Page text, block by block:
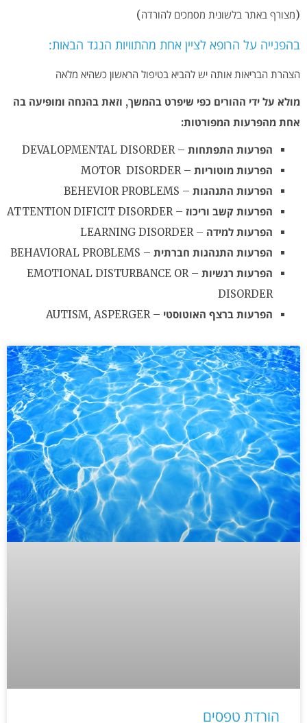
(מצורף באתר בלשונית מסמכים להורדה)
בהפנייה על הרופא לציין אחת מהתוויות הנגד הבאות:
הצהרת הבריאות אותה יש להביא בטיפול הראשון כשהיא מלאה
מולא על ידי ההורים כפי שיפרט בהמשך, וזאת בהנחה ומופיעה בה
אחת מהפרעות המפורטות:
הפרעות התפתחות – DEVALOPMENTAL DISORDER
הפרעות מוטוריות – MOTOR DISORDER
הפרעות התנהגות – BEHEVIOR PROBLEMS
הפרעות קשב וריכוז – ATTENTION DIFICIT DISORDER
הפרעות למידה – LEARNING DISORDER
הפרעות התנהגות חברתית – BEHAVIORAL PROBLEMS
הפרעות רגשיות
– EMOTIONAL DISTURBANCE OR
DISORDER
הפרעות ברצף האוטוסטי – AUTISM, ASPERGER
הורדת טפסים